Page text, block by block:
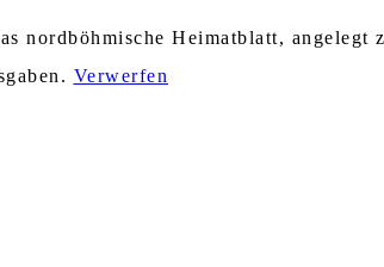
nordböhmische Heimatblatt,
Verwerfen